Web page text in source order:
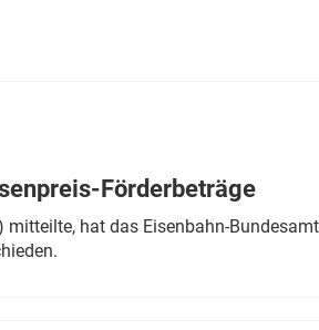
& Ausrüstung
Förderbeträge
hat das Eisenbahn-